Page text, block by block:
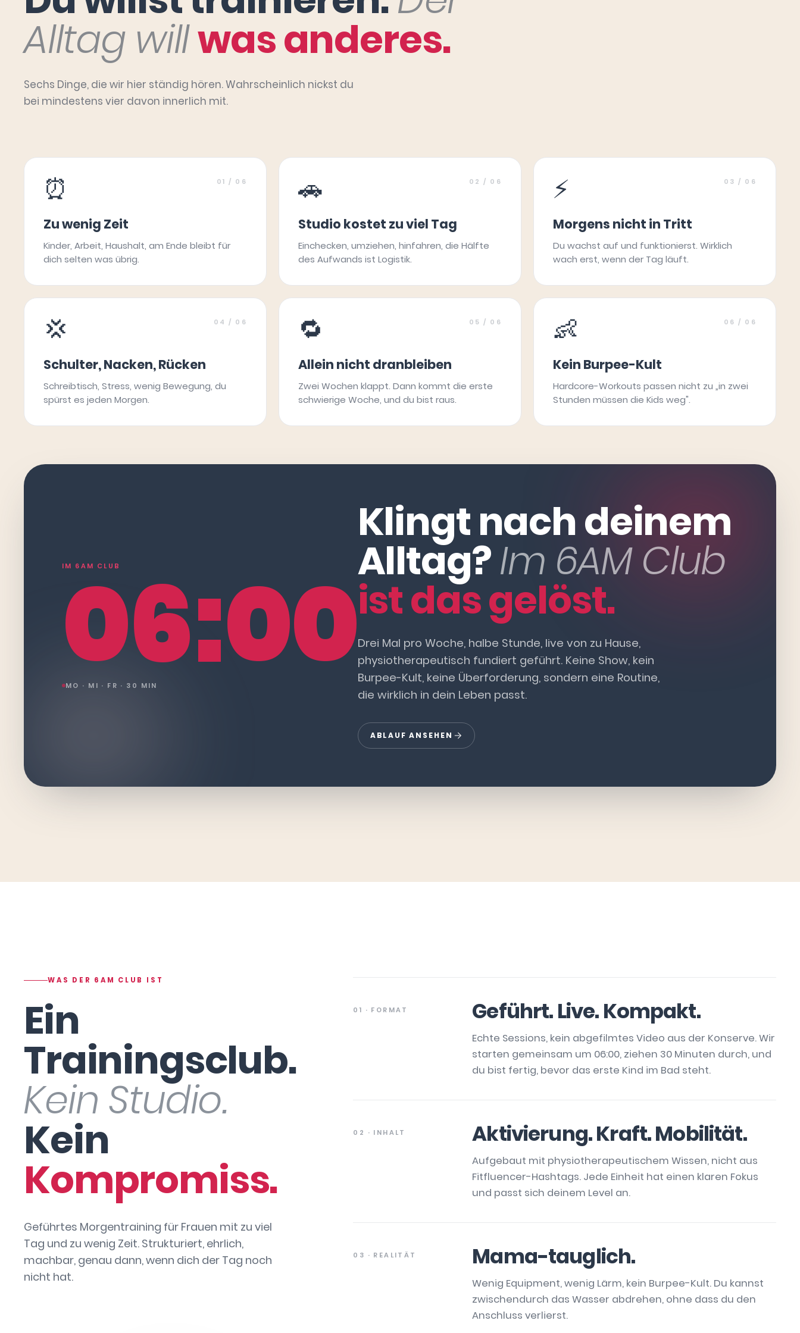
Alltag willwas anderes.
Sechs Dinge, die wir hier ständig hören. Wahrscheinlich nickst du
bei mindestens vier davon innerlich mit.
⏰ 01 / 06
Zu wenig Zeit
Kinder, Arbeit, Haushalt, am Ende bleibt für
dich selten was übrig.
🚗 02 / 06
Studio kostet zu viel Tag
Einchecken, umziehen, hinfahren, die Hälfte
des Aufwands ist Logistik.
⚡ 03 / 06
Morgens nicht in Tritt
Du wachst auf und funktionierst. Wirklich
wach erst, wenn der Tag läuft.
💢 04 / 06
Schulter, Nacken, Rücken
Schreibtisch, Stress, wenig Bewegung, du
spürst es jeden Morgen.
🔁 05 / 06
Allein nicht dranbleiben
Zwei Wochen klappt. Dann kommt die erste
schwierige Woche, und du bist raus.
👶 06 / 06
Kein Burpee-Kult
Hardcore-Workouts passen nicht zu „in zwei
Stunden müssen die Kids weg".
IM 6AM CLUB
06:00
MO · MI · FR · 30 MIN
Klingt nach deinem
Alltag?Im 6AM Club
ist das gelöst.
Drei Mal pro Woche, halbe Stunde, live von zu Hause,
physiotherapeutisch fundiert geführt. Keine Show, kein
Burpee-Kult, keine Überforderung, sondern eine Routine,
die wirklich in dein Leben passt.
ABLAUF ANSEHEN
WAS DER 6AM CLUB IST
Ein
Trainingsclub.
Kein Studio.
Kein
Kompromiss.
Geführtes Morgentraining für Frauen mit zu viel
Tag und zu wenig Zeit. Strukturiert, ehrlich,
machbar, genau dann, wenn dich der Tag noch
nicht hat.
01 · FORMAT Geführt. Live. Kompakt.
Echte Sessions, kein abgefilmtes Video aus der Konserve. Wir
starten gemeinsam um 06:00, ziehen 30 Minuten durch, und
du bist fertig, bevor das erste Kind im Bad steht.
02 · INHALT Aktivierung. Kraft. Mobilität.
Aufgebaut mit physiotherapeutischem Wissen, nicht aus
Fitfluencer-Hashtags. Jede Einheit hat einen klaren Fokus
und passt sich deinem Level an.
03 · REALITÄT Mama-tauglich.
Wenig Equipment, wenig Lärm, kein Burpee-Kult. Du kannst
zwischendurch das Wasser abdrehen, ohne dass du den
Anschluss verlierst.